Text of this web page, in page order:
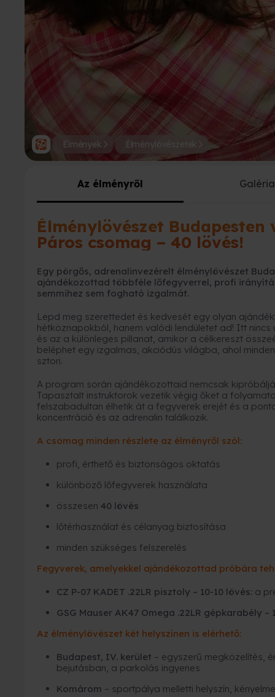
Élmények Élménylövészetek
Az élményről Galéria
Élménylövészet
Páros csomag – 40 lövés!
Egy pörgős, adrenalinvezérelt élménylövészet
ajándékozottad többféle lőfegyverrel, profi
semmihez sem fogható izgalmát.
Lepd meg szerettedet és kedvesét egy olyan
hétköznapokból, hanem valódi lendületet ad! Itt nincs
és az a különleges pillanat, amikor a célkereszt
beléphet egy izgalmas, akciódús világba, ahol
sztori.
A program során ajándékozottaid nemcsak
Tapasztalt instruktorok vezetik végig őket a
felszabadultan élhetik át a fegyverek erejét és a
koncentráció és az adrenalin találkozik.
A csomag minden részlete az élményről szól:
profi, érthető és biztonságos oktatás
különböző lőfegyverek használata
összesen 40 lövés
lőtérhasználat és célanyag biztosítása
minden szükséges felszerelés
Fegyverek, amelyekkel ajándékozottad próbára
CZ P-07 KADET .22LR pisztoly – 10-10 lövés: a
GSG Mauser AK47 Omega .22LR gépkarabély –
Az élménylövészet két helyszínen is elérhető:
Budapest, IV. kerület – egyszerű megközelítés,
bejutásban, a parkolás ingyenes
Komárom – sportpálya melletti helyszín,